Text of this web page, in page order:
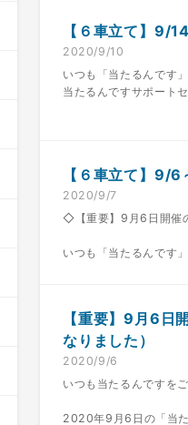
【６車立て】9/
2020/9/10
いつも「当たるんです
当たるんですサポート
【６車立て】9/
2020/9/7
◇【重要】9月6日開催
いつも「当たるんです
【重要】9月6日
なりました）
2020/9/6
いつも当たるんですを
2020年9月6日の「当た